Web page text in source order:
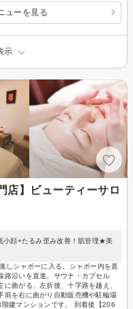
ューを見る
示
店】ビューティーサロ
小顔+たるみ歪み改善！肌管理★美
しシャポーに入る。シャポー内を直
路沿いを直進。サウナ・カプセル
に曲がる、左折後、十字路を越え、
前を右に曲がり自動販売機や駐輪場
建マンションです。 到着後【206